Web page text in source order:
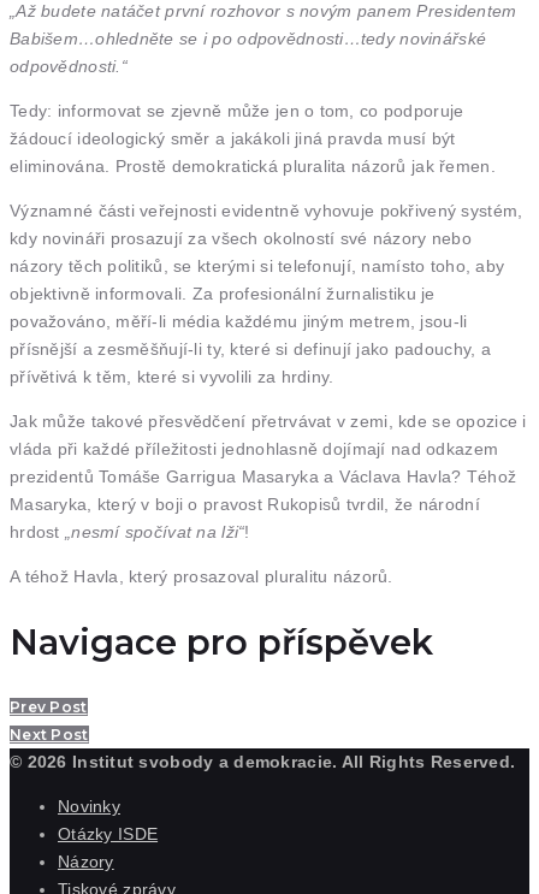
„Až budete natáčet první rozhovor s novým panem Presidentem
Babišem…ohledněte se i po odpovědnosti…tedy novinářské
odpovědnosti.“
Tedy: informovat se zjevně může jen o tom, co podporuje
žádoucí ideologický směr a jakákoli jiná pravda musí být
eliminována. Prostě demokratická pluralita názorů jak řemen.
Významné části veřejnosti evidentně vyhovuje pokřivený systém,
kdy novináři prosazují za všech okolností své názory nebo
názory těch politiků, se kterými si telefonují, namísto toho, aby
objektivně informovali. Za profesionální žurnalistiku je
považováno, měří-li média každému jiným metrem, jsou-li
přísnější a zesměšňují-li ty, které si definují jako padouchy, a
přívětivá k těm, které si vyvolili za hrdiny.
Jak může takové přesvědčení přetrvávat v zemi, kde se opozice i
vláda při každé příležitosti jednohlasně dojímají nad odkazem
prezidentů Tomáše Garrigua Masaryka a Václava Havla? Téhož
Masaryka, který v boji o pravost Rukopisů tvrdil, že národní
hrdost
„nesmí spočívat na lži“!
A téhož Havla, který prosazoval pluralitu názorů.
Navigace pro příspěvek
Prev Post
Next Post
© 2026 Institut svobody a demokracie. All Rights Reserved.
Novinky
Otázky ISDE
Názory
Tiskové zprávy